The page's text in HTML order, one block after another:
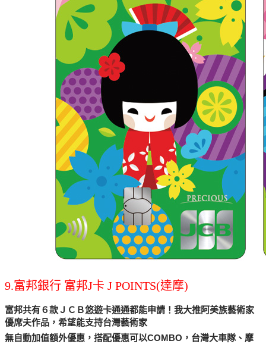
9.富邦銀行 富邦J卡 J POINTS(達摩)
富邦共有６款ＪＣＢ悠遊卡通通都能申請！我大推阿美族藝術家
優席夫作品，希望能支持台灣藝術家
無自動加值額外優惠，搭配優惠可以COMBO，台灣大車隊、摩